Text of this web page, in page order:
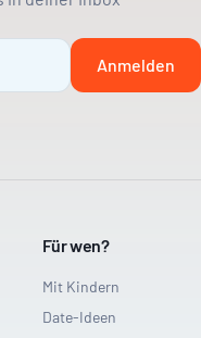
Anmelden
Für wen?
Mit Kindern
Date-Ideen